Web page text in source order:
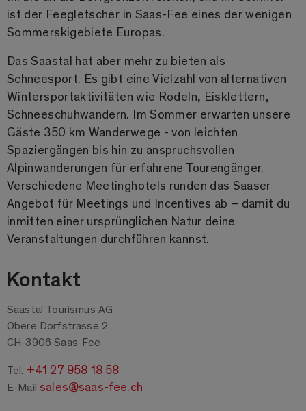
ist der Feegletscher in Saas-Fee eines der wenigen
Sommerskigebiete Europas.
Das Saastal hat aber mehr zu bieten als
Schneesport. Es gibt eine Vielzahl von alternativen
Wintersportaktivitäten wie Rodeln, Eisklettern,
Schneeschuhwandern. Im Sommer erwarten unsere
Gäste 350 km Wanderwege - von leichten
Spaziergängen bis hin zu anspruchsvollen
Alpinwanderungen für erfahrene Tourengänger.
Verschiedene Meetinghotels runden das Saaser
Angebot für Meetings und Incentives ab – damit du
inmitten einer ursprünglichen Natur deine
Veranstaltungen durchführen kannst.
Kontakt
Saastal Tourismus AG
Obere Dorfstrasse 2
CH-3906 Saas-Fee
Tel. +41 27 958 18 58
E-Mail sales@saas-fee.ch